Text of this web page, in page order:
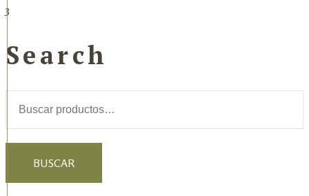
3
Search
BUSCAR